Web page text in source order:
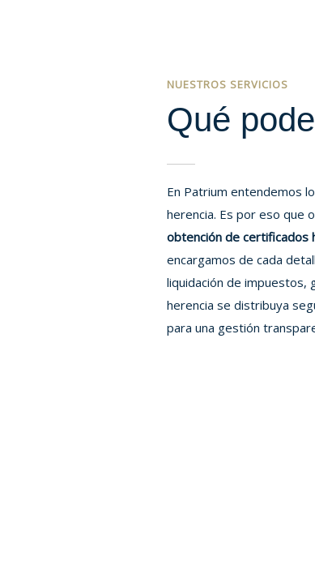
NUESTROS SERVICIOS
Qué
En Patrium entendemos
herencia. Es por eso que
obtención de certificados
encargamos de cada
liquidación de impuestos,
herencia se distribuya
para una gestión